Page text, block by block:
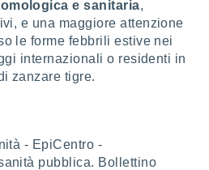
e sanitaria,
e una maggiore attenzione
le forme febbrili estive nei
internazionali o residenti in
zanzare tigre.
- EpiCentro -
pubblica. Bollettino